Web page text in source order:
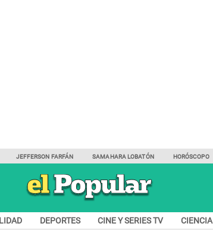
JEFFERSON FARFÁN SAMAHARA LOBATÓN HORÓSCOPO
DEPORTES CINE Y SERIES TV CIENCIA